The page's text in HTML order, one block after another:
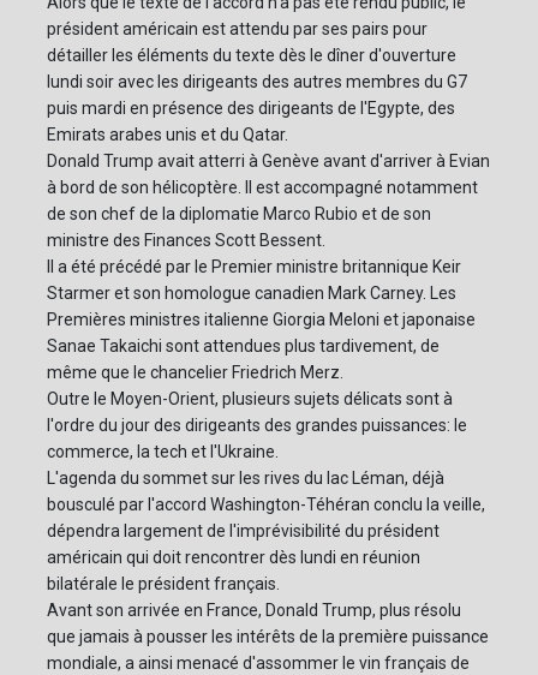
président américain est attendu par ses pairs pour
détailler les éléments du texte dès le dîner d'ouverture
lundi soir avec les dirigeants des autres membres du G7
puis mardi en présence des dirigeants de l'Egypte, des
Emirats arabes unis et du Qatar.
Donald Trump avait atterri à Genève avant d'arriver à Evian
à bord de son hélicoptère. Il est accompagné notamment
de son chef de la diplomatie Marco Rubio et de son
ministre des Finances Scott Bessent.
Il a été précédé par le Premier ministre britannique Keir
Starmer et son homologue canadien Mark Carney. Les
Premières ministres italienne Giorgia Meloni et japonaise
Sanae Takaichi sont attendues plus tardivement, de
même que le chancelier Friedrich Merz.
Outre le Moyen-Orient, plusieurs sujets délicats sont à
l'ordre du jour des dirigeants des grandes puissances: le
commerce, la tech et l'Ukraine.
L'agenda du sommet sur les rives du lac Léman, déjà
bousculé par l'accord Washington-Téhéran conclu la veille,
dépendra largement de l'imprévisibilité du président
américain qui doit rencontrer dès lundi en réunion
bilatérale le président français.
Avant son arrivée en France, Donald Trump, plus résolu
que jamais à pousser les intérêts de la première puissance
mondiale, a ainsi menacé d'assommer le vin français de